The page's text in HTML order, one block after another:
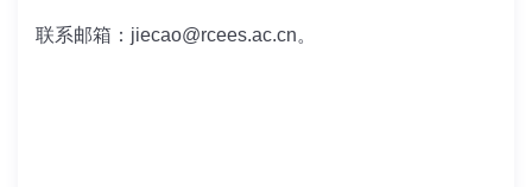
联系邮箱：jiecao@rcees.ac.cn。